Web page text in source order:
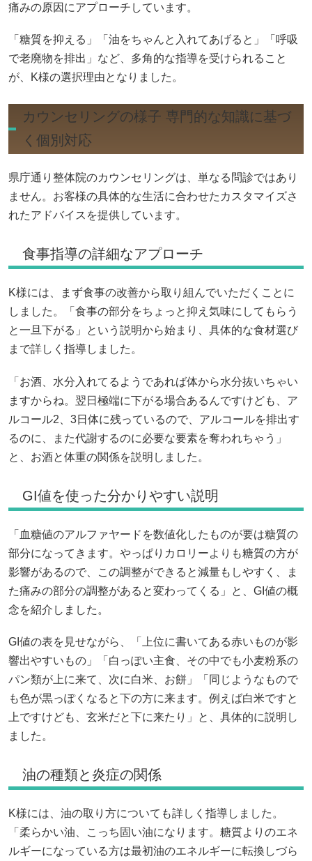
痛みの原因にアプローチしています。
「糖質を抑える」「油をちゃんと入れてあげると」「呼吸
で老廃物を排出」など、多角的な指導を受けられること
が、K様の選択理由となりました。
カウンセリングの様子 専門的な知識に基づ
く個別対応
県庁通り整体院のカウンセリングは、単なる問診ではあり
ません。お客様の具体的な生活に合わせたカスタマイズさ
れたアドバイスを提供しています。
食事指導の詳細なアプローチ
K様には、まず食事の改善から取り組んでいただくことに
しました。「食事の部分をちょっと抑え気味にしてもらう
と一旦下がる」という説明から始まり、具体的な食材選び
まで詳しく指導しました。
「お酒、水分入れてるようであれば体から水分抜いちゃい
ますからね。翌日極端に下がる場合あるんですけども、ア
ルコール2、3日体に残っているので、アルコールを排出す
るのに、また代謝するのに必要な要素を奪われちゃう」
と、お酒と体重の関係を説明しました。
GI値を使った分かりやすい説明
「血糖値のアルファヤードを数値化したものが要は糖質の
部分になってきます。やっぱりカロリーよりも糖質の方が
影響があるので、この調整ができると減量もしやすく、ま
た痛みの部分の調整があると変わってくる」と、GI値の概
念を紹介しました。
GI値の表を見せながら、「上位に書いてある赤いものが影
響出やすいもの」「白っぽい主食、その中でも小麦粉系の
パン類が上に来て、次に白米、お餅」「同じようなもので
も色が黒っぽくなると下の方に来ます。例えば白米ですと
上ですけども、玄米だと下に来たり」と、具体的に説明し
ました。
油の種類と炎症の関係
K様には、油の取り方についても詳しく指導しました。
「柔らかい油、こっち固い油になります。糖質よりのエネ
ルギーになっている方は最初油のエネルギーに転換しづら